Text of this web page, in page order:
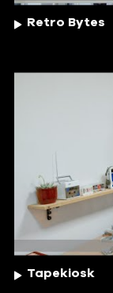
Retro Bytes
Tapekiosk